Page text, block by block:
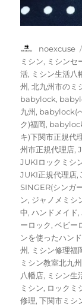
投
稿
者
noexcuse
ミシン, ミシンセ
活, ミシン生活八
州 ,北九州市のミ
babylock,
九州 , babylock(
ク)福岡,
キ)下関市正規代
州市正規代理店,
JUKIロックミシ
JUKI正規代理店,
SINGER(シンガ
ン, ジャノメミシ
中,ハンドメイド,
ーロック,ベビー
ンを使ったハン
州 , ミシン修理福
ミシン教室北九州
八幡店, ミシン生
ミシン, ロックミ
修理,下関市ミシ